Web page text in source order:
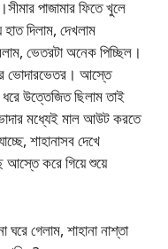
পাজামার ফিতে খুলে
হাত দিলাম, দেখলাম
ভেতরটা অনেক পিচ্ছিল।
ভোদারভেতর। আস্তে
উত্তেজিত ছিলাম তাই
মধ্যেই মাল আউট করতে
শাহানাসব দেখে
করে গিয়ে শুয়ে
গেলাম, শাহানা নাশ্তা